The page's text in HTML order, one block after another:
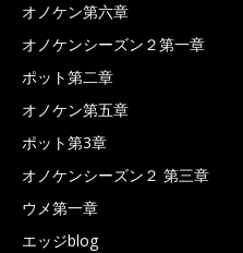
オノケン第六章
オノケンシーズン２第一章
ポット第二章
オノケン第五章
ポット第3章
オノケンシーズン２ 第三章
ウメ第一章
エッジblog